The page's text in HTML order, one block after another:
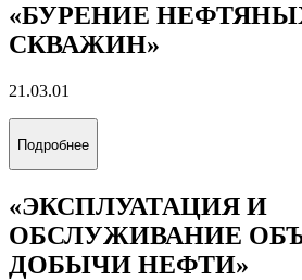
«БУРЕНИЕ
СКВАЖИН»
21.03.01
Подробнее
«ЭКСПЛУАТАЦИЯ И
ОБСЛУЖИВАНИЕ
ДОБЫЧИ НЕФТИ»